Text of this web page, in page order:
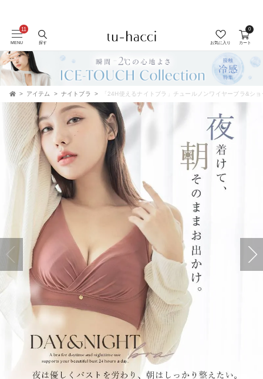
MENU 探す お気に入り カート
0
アイテム ナイトブラ 「24H使えるナイトブラ」チュールノンワイヤーブラ&ショ